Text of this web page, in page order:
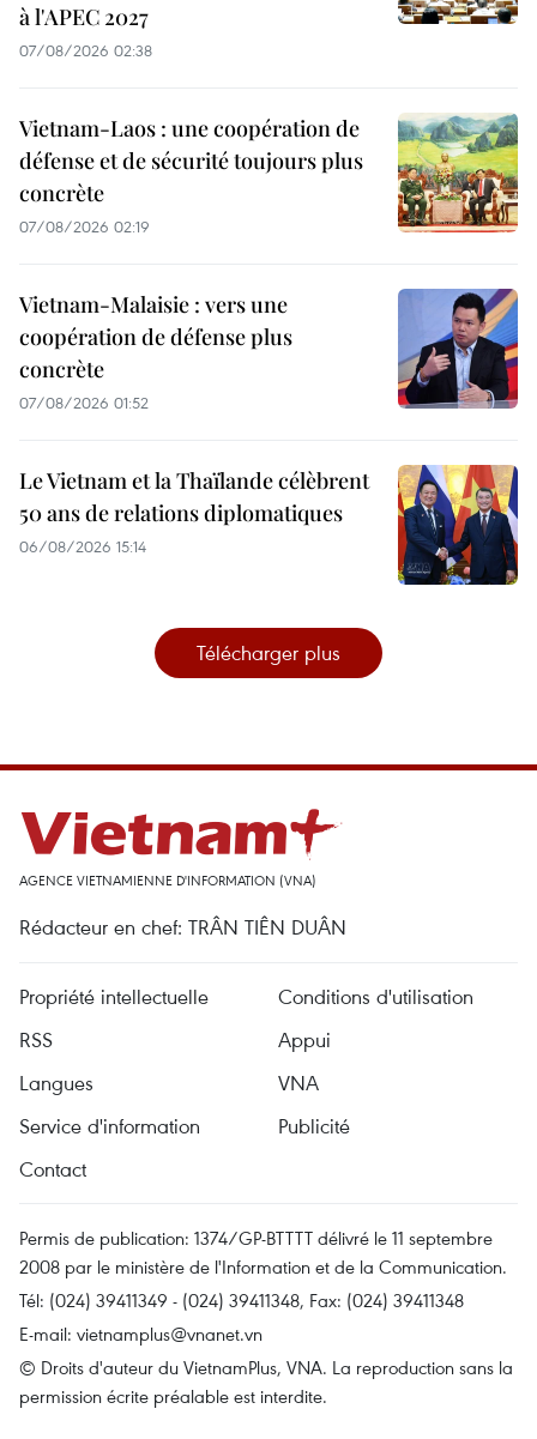
à l'APEC 2027
07/08/2026 02:38
Vietnam-Laos : une coopération de
défense et de sécurité toujours plus
concrète
07/08/2026 02:19
Vietnam-Malaisie : vers une
coopération de défense plus
concrète
07/08/2026 01:52
Le Vietnam et la Thaïlande célèbrent
50 ans de relations diplomatiques
06/08/2026 15:14
Télécharger plus
AGENCE VIETNAMIENNE D'INFORMATION (VNA)
Rédacteur en chef: TRÂN TIÊN DUÂN
Propriété intellectuelle
Conditions d'utilisation
RSS
Appui
Langues
VNA
Service d'information
Publicité
Contact
Permis de publication: 1374/GP-BTTTT délivré le 11 septembre
2008 par le ministère de l'Information et de la Communication.
Tél: (024) 39411349 - (024) 39411348, Fax: (024) 39411348
E-mail: vietnamplus@vnanet.vn
© Droits d'auteur du VietnamPlus, VNA. La reproduction sans la
permission écrite préalable est interdite.